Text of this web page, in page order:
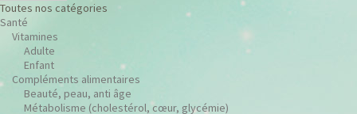
Toutes nos catégories
Santé
Vitamines
Adulte
Enfant
Compléments alimentaires
Beauté, peau, anti âge
Métabolisme (cholestérol, cœur, glycémie)